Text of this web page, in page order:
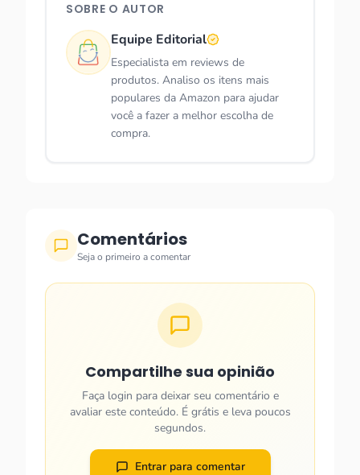
SOBRE O AUTOR
Equipe Editorial
Especialista em reviews de
produtos. Analiso os itens mais
populares da Amazon para ajudar
você a fazer a melhor escolha de
compra.
Comentários
Seja o primeiro a comentar
Compartilhe sua opinião
Faça login para deixar seu comentário e
avaliar este conteúdo. É grátis e leva poucos
segundos.
Entrar para comentar